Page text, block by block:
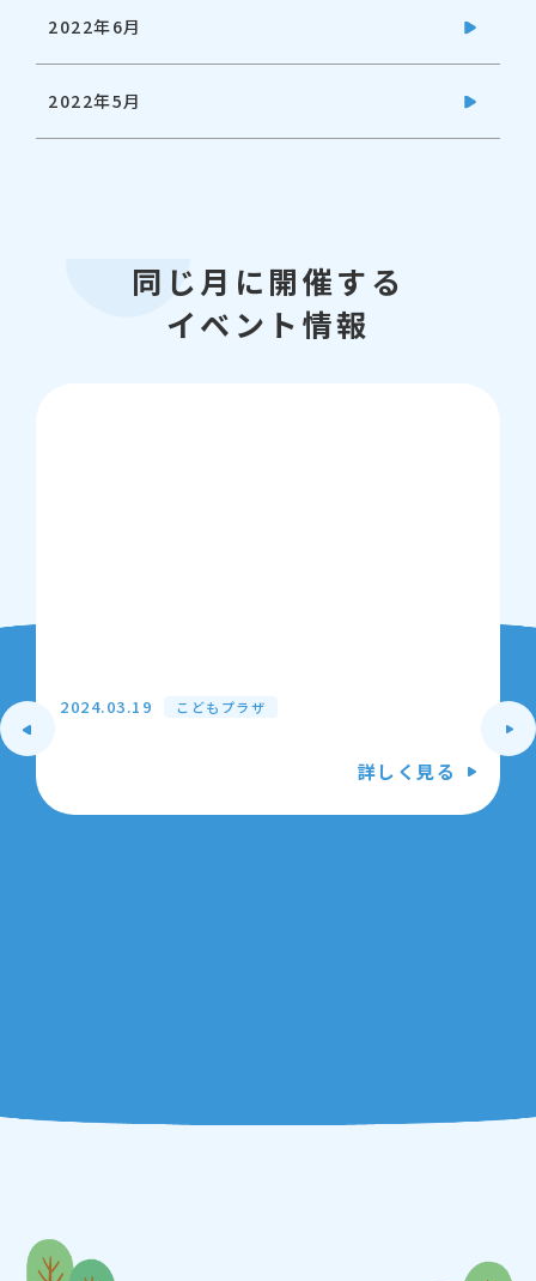
2022年6月
2022年5月
同じ月に開催する
イベント情報
2024.03.19 こどもプラザ
詳しく見る